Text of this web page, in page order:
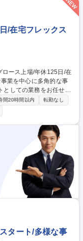
会社との連絡・調整
事務：備品管理、電話
人
/在宅フレックス
としての業務をお任せし
月次・四半期・年次決
の他経理財務部内にお
間20時間以内
転勤なし
タート/多様な事